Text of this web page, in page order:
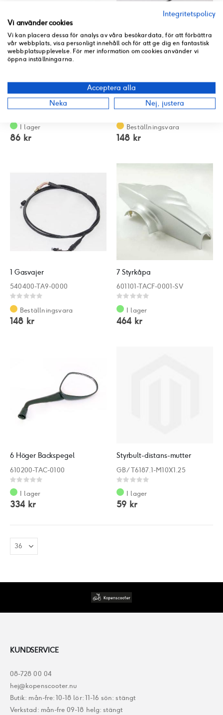
530400-TAC-0300
0%
I lager
86 kr
17 Bakbromsvajer
540200-TA9-0100
0%
Beställningsvara
148 kr
1 Gasvajer
540400-TA9-0000
Rating:
0%
Beställningsvara
148 kr
7 Styrkåpa
601101-TACF-0001-SV
Rating:
0%
I lager
464 kr
6 Höger Backspegel
610200-TAC-0100
Rating:
0%
I lager
334 kr
Styrbult-distans-mutter
GB/T6187.1-M10X1.25
Rating:
0%
I lager
59 kr
KUNDSERVICE
08-728 00 04
hej@kopenscooter.nu
Butik: mån-fre: 10-18 lör: 11-16 sön: stängt
Verkstad: mån-fre 09-18 helg: stängt
Integritetspolicy
Vi använder cookies
Vi kan placera dessa för analys av våra besökardata, för att förbättra
vår webbplats, visa personligt innehåll och för att ge dig en fantastisk
webbplatsupplevelse. För mer information om cookies använder vi
öppna inställningarna.
Acceptera alla
Neka
Nej, justera